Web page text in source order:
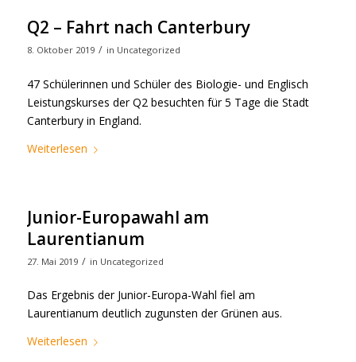
Q2 – Fahrt nach Canterbury
8. Oktober 2019 / in Uncategorized
47 Schülerinnen und Schüler des Biologie- und Englisch
Leistungskurses der Q2 besuchten für 5 Tage die Stadt
Canterbury in England.
Weiterlesen
Junior-Europawahl am
Laurentianum
27. Mai 2019 / in Uncategorized
Das Ergebnis der Junior-Europa-Wahl fiel am
Laurentianum deutlich zugunsten der Grünen aus.
Weiterlesen